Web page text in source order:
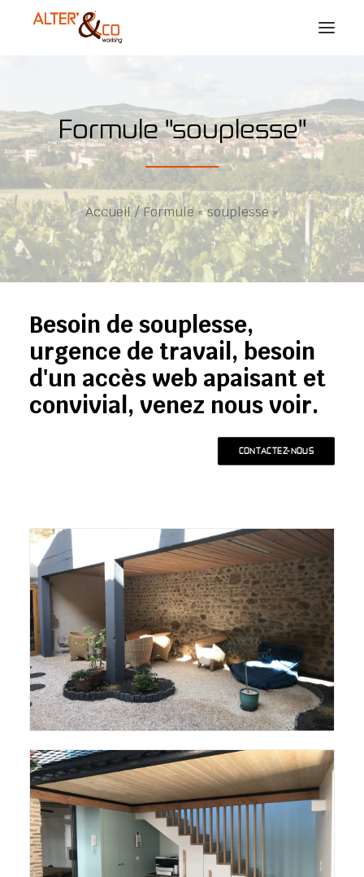
FORMULES
GALERIE
NOS COWORKERS
ACTUALITÉS
CONTACT
Formule "souplesse"
Accueil Formule « souplesse »
Besoin de souplesse,
urgence de travail, besoin
d'un accès web apaisant et
convivial, venez nous voir.
CONTACTEZ-NOUS